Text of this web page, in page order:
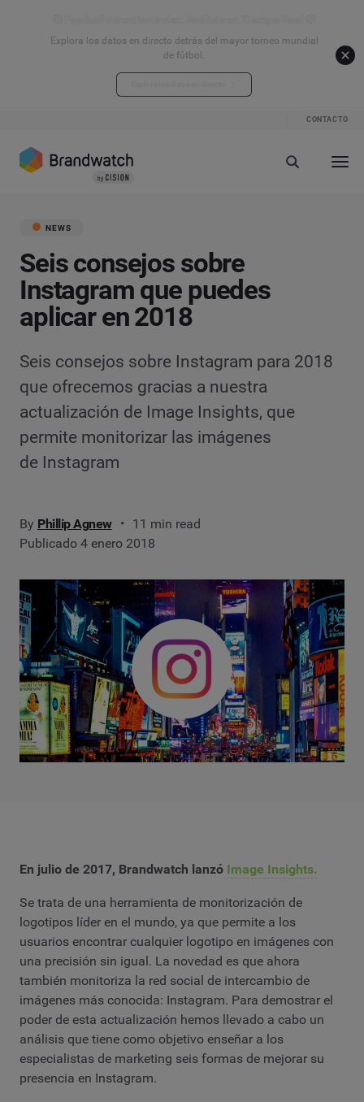
Explora los datos en directo detrás del mayor torneo mundial
de fútbol.
CONTACTO
NEWS
Seis consejos sobre
Instagram que puedes
aplicar en 2018
Seis consejos sobre Instagram para 2018
que ofrecemos gracias a nuestra
actualización de Image Insights, que
permite monitorizar las imágenes
de Instagram
By Phillip Agnew
11 min read
Publicado 4 enero 2018
En julio de 2017, Brandwatch lanzó Image Insights.
Se trata de una herramienta de monitorización de
logotipos líder en el mundo, ya que permite a los
usuarios encontrar cualquier logotipo en imágenes con
una precisión sin igual. La novedad es que ahora
también monitoriza la red social de intercambio de
imágenes más conocida: Instagram. Para demostrar el
poder de esta actualización hemos llevado a cabo un
análisis que tiene como objetivo enseñar a los
especialistas de marketing seis formas de mejorar su
presencia en Instagram.